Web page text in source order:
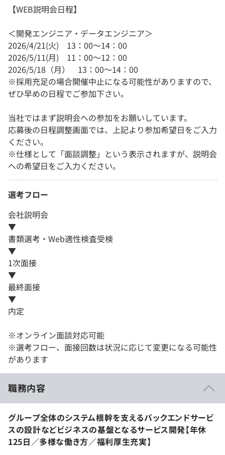
【WEB説明会日程】
＜開発エンジニア・データエンジニア＞
2026/4/21(火) 13：00～14：00
2026/5/11(月) 11：00～12：00
2026/5/18（月） 13：00～14：00
※採用充足の場合開催中止になる可能性がありますので、
ぜひ早めの日程でご参加下さい。
当社ではまず説明会への参加をお願いしています。
応募後の日程調整画面では、上記より参加希望日をご入力
ください。
※仕様として「面談調整」という表示されますが、説明会
への希望日をご入力ください。
選考フロー
会社説明会
▼
書類選考・Web適性検査受検
▼
1次面接
▼
最終面接
▼
内定
※オンライン面談対応可能
※選考フロー、面接回数は状況に応じて変更になる可能性
があります
職務内容
グループ全体のシステム根幹を支えるバックエンドサービ
スの設計などビジネスの基盤となるサービス開発【年休
125日／多様な働き方／福利厚生充実】